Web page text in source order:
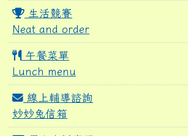
生活競賽
Neat and order
午餐菜單
Lunch menu
線上輔導諮詢
妙妙兔信箱